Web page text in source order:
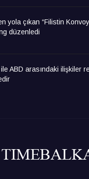
yola çıkan “Filistin
düzenledi
ABD arasındaki ilişkiler